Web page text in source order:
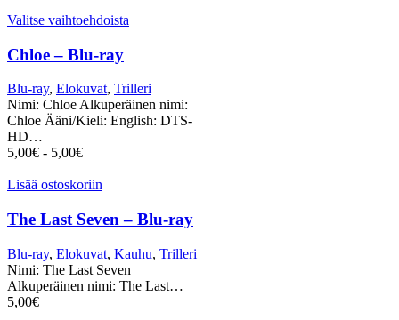
Valitse vaihtoehdoista
Chloe – Blu-ray
Blu-ray, Elokuvat, Trilleri
Nimi: Chloe Alkuperäinen nimi:
Chloe Ääni/Kieli: English: DTS-
HD…
5,00€ - 5,00€
Lisää ostoskoriin
The Last Seven – Blu-ray
Blu-ray, Elokuvat, Kauhu, Trilleri
Nimi: The Last Seven
Alkuperäinen nimi: The Last…
5,00€